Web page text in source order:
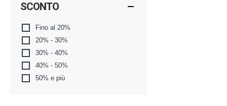
SCONTO
Fino al 20%
20% - 30%
30% - 40%
40% - 50%
50% e più